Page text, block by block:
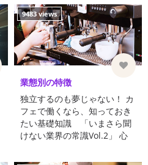
9483 views
業態別の特徴
独立するのも夢じゃない！ カ
フェで働くなら、知っておき
たい基礎知識 「いまさら聞
けない業界の常識Vol.2」 心
ら、美味しいコーヒーを飲